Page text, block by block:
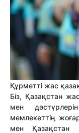
Құрметті жас
Біз, Қазақстан
мен
мемлекеттің
мен Қазақстан